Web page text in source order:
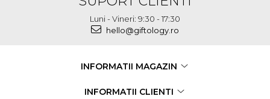
Luni - Vineri: 9:30 - 17:30
hello@giftology.ro
INFORMATII MAGAZIN
INFORMATII CLIENTI